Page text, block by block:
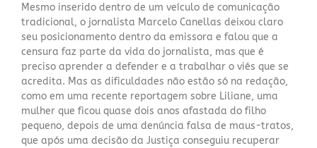
Mesmo inserido dentro de um veículo de comunicação
tradicional, o jornalista Marcelo Canellas deixou claro
seu posicionamento dentro da emissora e falou que a
censura faz parte da vida do jornalista, mas que é
preciso aprender a defender e a trabalhar o viés que se
acredita. Mas as dificuldades não estão só na redação,
como em uma recente reportagem sobre Liliane, uma
mulher que ficou quase dois anos afastada do filho
pequeno, depois de uma denúncia falsa de maus-tratos,
que após uma decisão da Justiça conseguiu recuperar